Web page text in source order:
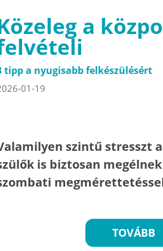
a
tipp a nyugisabb felkészülésért
01-19
szintű stresszt
is biztosan
TOVÁBB